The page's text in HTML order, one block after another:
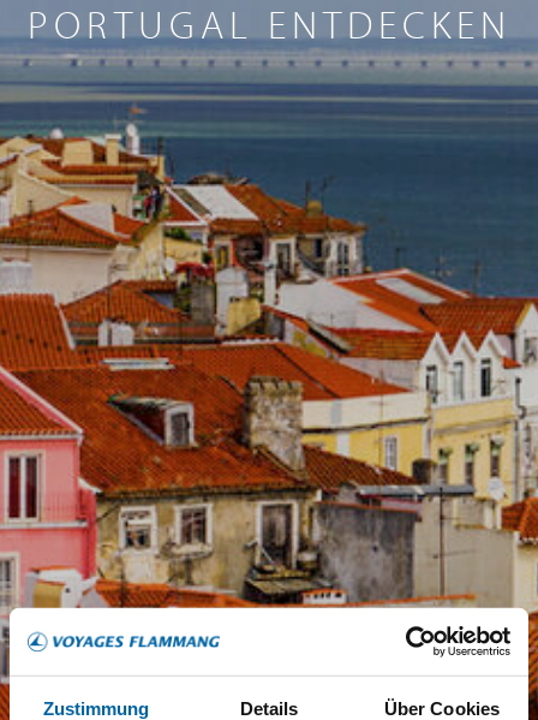
Zustimmung Details Über Cookies
PORTUGAL ENTDECKEN